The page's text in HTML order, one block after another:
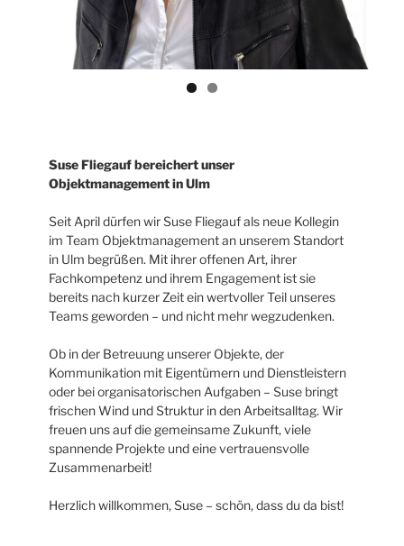
Suse Fliegauf bereichert unser
Objektmanagement in Ulm
Seit April dürfen wir Suse Fliegauf als neue Kollegin
im Team Objektmanagement an unserem Standort
in Ulm begrüßen. Mit ihrer offenen Art, ihrer
Fachkompetenz und ihrem Engagement ist sie
bereits nach kurzer Zeit ein wertvoller Teil unseres
Teams geworden – und nicht mehr wegzudenken.
Ob in der Betreuung unserer Objekte, der
Kommunikation mit Eigentümern und Dienstleistern
oder bei organisatorischen Aufgaben – Suse bringt
frischen Wind und Struktur in den Arbeitsalltag. Wir
freuen uns auf die gemeinsame Zukunft, viele
spannende Projekte und eine vertrauensvolle
Zusammenarbeit!
Herzlich willkommen, Suse – schön, dass du da bist!